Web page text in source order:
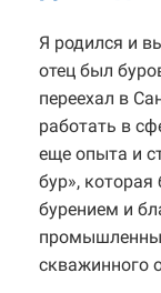
Я родился и
отец был
переехал в
работать в
еще опыта и
бур», которая
бурением и
скважинного